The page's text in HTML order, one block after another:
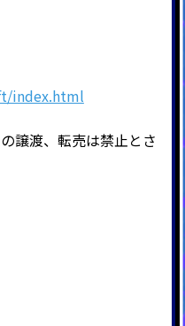
index.html
譲渡、転売は禁止とさ